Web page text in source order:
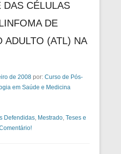
DAS CÉLULAS
DE
ADULTO (ATL) NA
de 2008 por: Curso de Pós-
em Saúde e Medicina
Defendidas, Mestrado, Teses e